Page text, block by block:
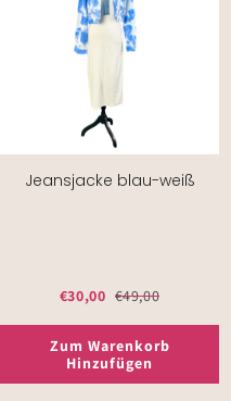
Jeansjacke blau-weiß
€30,00 €49,00
Zum Warenkorb
Hinzufügen